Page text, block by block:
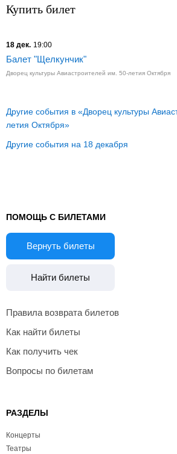
Купить билет
18 дек. 19:00
Балет "Щелкунчик"
Дворец культуры Авиастроителей им. 50-летия Октября
Другие события в «Дворец культуры
летия Октября»
Другие события на 18 декабря
ПОМОЩЬ С БИЛЕТАМИ
Вернуть билеты
Найти билеты
Правила возврата билетов
Как найти билеты
Как получить чек
Вопросы по билетам
РАЗДЕЛЫ
Концерты
Театры